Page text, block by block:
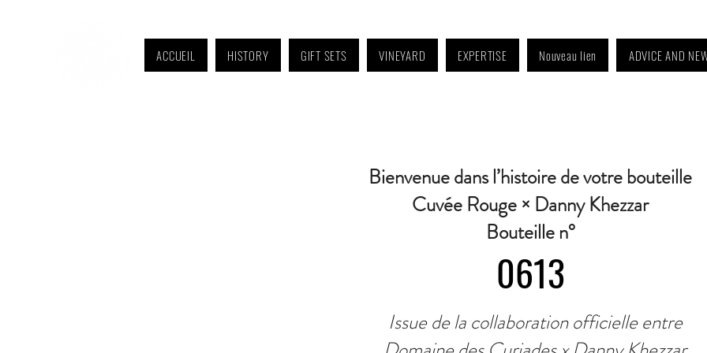
ACCUEIL HISTORY GIFT SETS VINEYARD EXPERTISE Nouveau lien ADVICE AND
Bienvenue dans l’histoire de votre bouteille
Cuvée Rouge × Danny Khezzar
Bouteille n°
0613
Issue de la collaboration officielle entre